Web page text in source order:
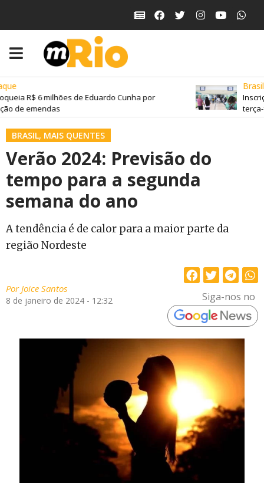
R$ 6 milhões de Eduardo Cunha por
de emendas
Brasil
terça-
BRASIL, MAIS QUENTES
Verão 2024: Previsão do
tempo para a segunda
semana do ano
A tendência é de calor para a maior parte da
região Nordeste
PorJoice Santos
8 de janeiro de 2024 - 12:32 Siga-nos no